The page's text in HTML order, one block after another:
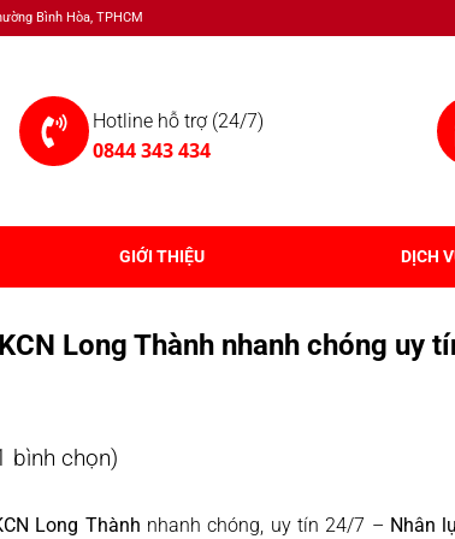
Bình Hòa, TPHCM
Hotline hỗ trợ (24/7)
0844 343 434
GIỚI THIỆU DỊCH
Long Thành nhanh chóng uy
bình chọn)
Long Thành nhanh chóng, uy tín 24/7 – Nhân